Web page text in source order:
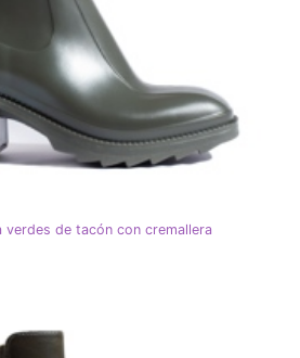
verdes de tacón con cremallera